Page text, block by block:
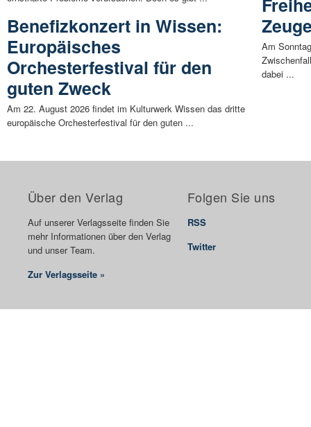
Benefizkonzert in Wissen:
Europäisches
Orchesterfestival für den
guten Zweck
Am 22. August 2026 findet im Kulturwerk Wissen das dritte
europäische Orchesterfestival für den guten ...
Am
dabei ...
Über den Verlag
Auf unserer Verlagsseite finden Sie
mehr Informationen über den Verlag
und unser Team.
Zur Verlagsseite »
Folgen Sie uns
RSS
Twitter